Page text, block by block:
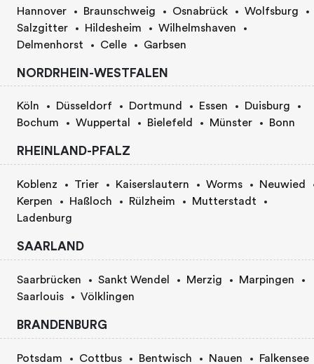
Hannover Braunschweig Osnabrück
Wolfsburg
Salzgitter
Hildesheim
Wilhelmshaven
Delmenhorst
Celle Garbsen
NORDRHEIN-WESTFALEN
Köln Düsseldorf Dortmund Essen
Duisburg
Bochum
Wuppertal Bielefeld Münster Bonn
RHEINLAND-PFALZ
Koblenz Trier Kaiserslautern Worms
Neuwied
Kerpen
Haßloch Rülzheim
Mutterstadt
Ladenburg
SAARLAND
Saarbrücken Sankt Wendel Merzig
Marpingen
Saarlouis
Völklingen
BRANDENBURG
Potsdam Cottbus Bentwisch Nauen
Falkensee